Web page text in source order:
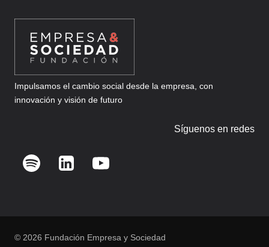
Impulsamos el cambio social desde la empresa, con
innovación y visión de futuro
Síguenos en redes
© 2026 Fundación Empresa y Sociedad